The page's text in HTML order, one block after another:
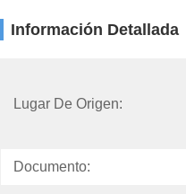
Información Detallada
Lugar De Origen:
Documento: